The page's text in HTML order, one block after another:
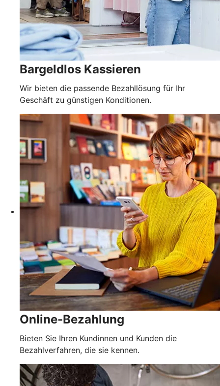
Bargeldlos Kassieren
Wir bieten die passende Bezahllösung für Ihr
Geschäft zu günstigen Konditionen.
Online-Bezahlung
Bieten Sie Ihren Kundinnen und Kunden die
Bezahlverfahren, die sie kennen.